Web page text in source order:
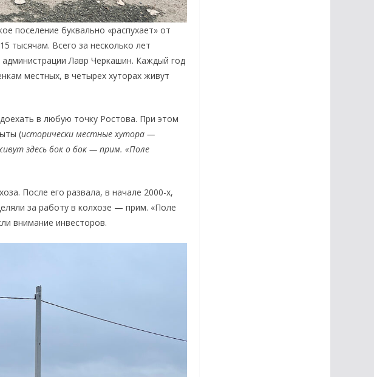
поселение буквально «распухает» от
тысячам. Всего за несколько лет
Лавр Черкашин. Каждый год
местных, в четырех хуторах живут
в любую точку Ростова. При этом
(исторически местные хутора —
здесь бок о бок — прим. «Поле
После его развала, в начале 2000-х,
за работу в колхозе — прим. «Поле
внимание инвесторов.